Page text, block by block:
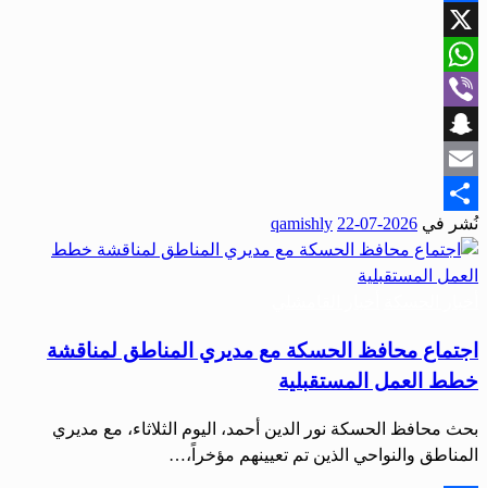
Facebook
X
WhatsApp
Viber
Snapchat
Email
Share
نُشر في 2026-07-22
qamishly
اجتماع محافظ الحسكة مع مديري المناطق لمناقشة
خطط العمل المستقبلية
بحث محافظ الحسكة نور الدين أحمد، اليوم الثلاثاء، مع مديري
المناطق والنواحي الذين تم تعيينهم مؤخراً،…